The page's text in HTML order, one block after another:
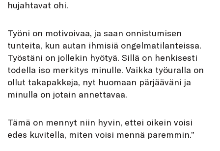
hujahtavat ohi.
Työni on motivoivaa, ja saan onnistumisen
tunteita, kun autan ihmisiä ongelmatilanteissa.
Työstäni on jollekin hyötyä. Sillä on henkisesti
todella iso merkitys minulle. Vaikka työuralla on
ollut takapakkeja, nyt huomaan pärjääväni ja
minulla on jotain annettavaa.
Tämä on mennyt niin hyvin, ettei oikein voisi
edes kuvitella, miten voisi mennä paremmin.”